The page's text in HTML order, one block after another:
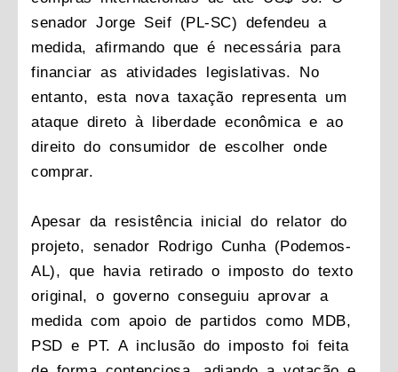
senador Jorge Seif (PL-SC) defendeu a
medida, afirmando que é necessária para
financiar as atividades legislativas. No
entanto, esta nova taxação representa um
ataque direto à liberdade econômica e ao
direito do consumidor de escolher onde
comprar.
Apesar da resistência inicial do relator do
projeto, senador Rodrigo Cunha (Podemos-
AL), que havia retirado o imposto do texto
original, o governo conseguiu aprovar a
medida com apoio de partidos como MDB,
PSD e PT. A inclusão do imposto foi feita